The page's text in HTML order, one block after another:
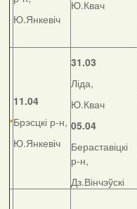
Ю.Янкевіч
Ю.Квач
11.04
Брэсцкі р-н,
Ю.Янкевіч
31.03
Ліда,
Ю.Квач
05.04
Бераставіцкі
р-н,
Дз.Вінчэўскі